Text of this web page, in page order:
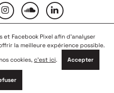
MENTIONS LÉGALES
CLUB
et Facebook Pixel afin d'analyser
la meilleure expérience possible.
cookies,c'est ici. Accepter